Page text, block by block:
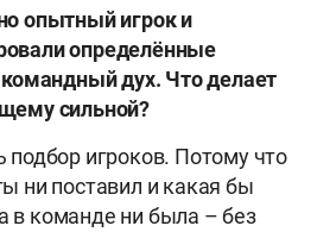
опытный игрок и
определённые
дух. Что делает
сильной?
игроков. Потому что
ни поставил и какая бы
в команде ни была – без